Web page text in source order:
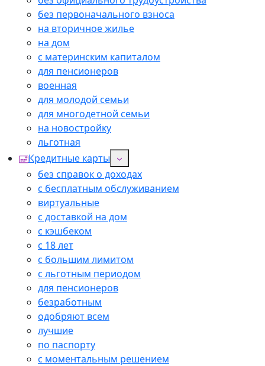
без первоначального взноса
на вторичное жилье
на дом
с материнским капиталом
для пенсионеров
военная
для молодой семьи
для многодетной семьи
на новостройку
льготная
Кредитные карты
без справок о доходах
с бесплатным обслуживанием
виртуальные
с доставкой на дом
с кэшбеком
с 18 лет
с большим лимитом
с льготным периодом
для пенсионеров
безработным
одобряют всем
лучшие
по паспорту
с моментальным решением